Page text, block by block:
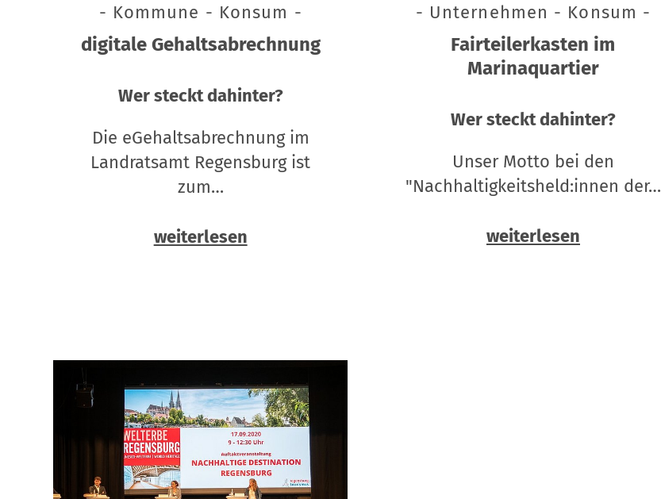
- Kommune - Konsum -
digitale Gehaltsabrechnung
Wer steckt dahinter?
Die eGehaltsabrechnung im
Landratsamt Regensburg ist
zum…
weiterlesen
- Unternehmen - Konsum -
Fairteilerkasten im
Marinaquartier
Wer steckt dahinter?
Unser Motto bei den
"Nachhaltigkeitsheld:innen der…
weiterlesen